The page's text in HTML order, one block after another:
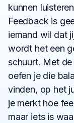
kunnen
Feedback is
iemand wil dat
wordt het een
schuurt. Met
oefen je die
vinden, op het
je merkt hoe
maar iets is